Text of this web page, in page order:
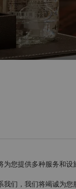
您提供多种服务和设
们，我们将竭诚为您